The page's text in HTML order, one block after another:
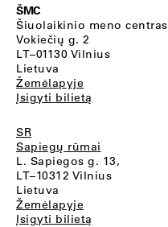
ŠMC
Šiuolaikinio meno centras
Vokiečių g. 2
LT–01130 Vilnius
Lietuva
Žemėlapyje
Įsigyti bilietą
SR
Sapiegų rūmai
L. Sapiegos g. 13,
LT–10312 Vilnius
Lietuva
Žemėlapyje
Įsigyti bilietą